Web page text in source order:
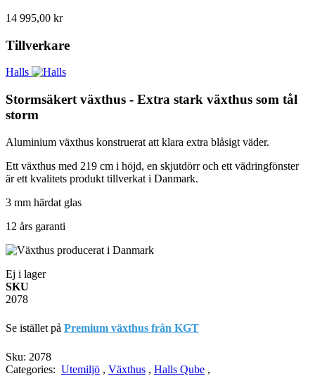
14 995,00 kr
Tillverkare
Halls
Stormsäkert växthus - Extra stark växthus som tål
storm
Aluminium växthus konstruerat att klara extra blåsigt väder.
Ett växthus med 219 cm i höjd, en skjutdörr och ett vädringfönster
är ett kvalitets produkt tillverkat i Danmark.
3 mm härdat glas
12 års garanti
Ej i lager
SKU
2078
Se istället på Premium växthus från KGT
Sku: 2078
Categories: Utemiljö , Växthus , Halls Qube ,